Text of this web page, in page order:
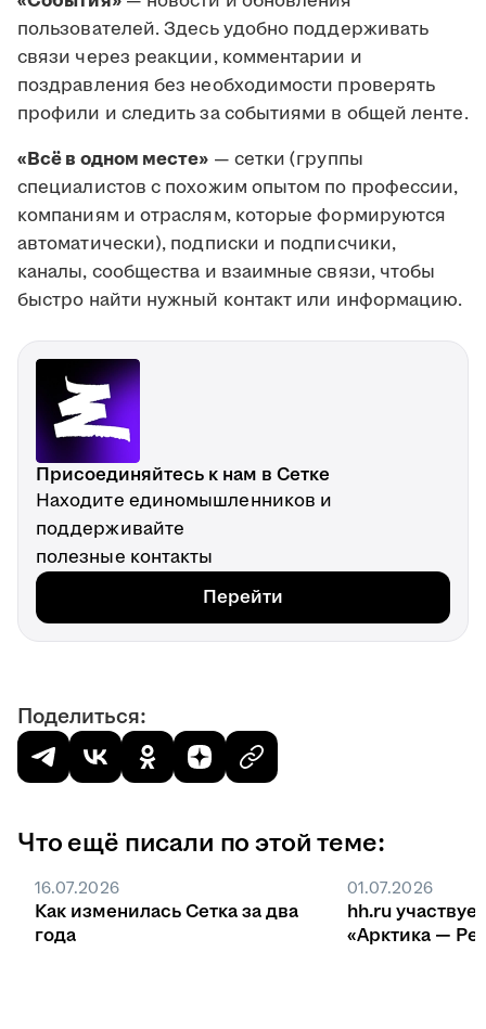
пользователей. Здесь удобно поддерживать
связи через реакции, комментарии и
поздравления без необходимости проверять
профили и следить за событиями в общей ленте.
«Всё в одном месте» — сетки (группы
специалистов с похожим опытом по профессии,
компаниям и отраслям, которые формируются
автоматически), подписки и подписчики,
каналы, сообщества и взаимные связи, чтобы
быстро найти нужный контакт или информацию.
Присоединяйтесь к нам в Сетке
Находите единомышленников и
поддерживайте
полезные контакты
Перейти
Поделиться:
Что ещё писали по этой теме:
16.07.2026
Как изменилась Сетка за два
года
01.07.2026
hh.ru
«Арктика —